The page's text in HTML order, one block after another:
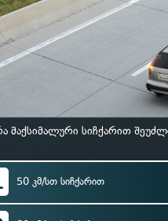
მაქსიმალური სიჩქარით
50 კმ/სთ სიჩქარით